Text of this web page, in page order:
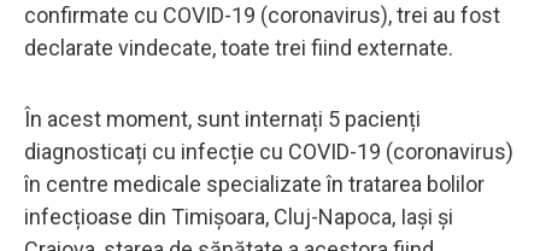
confirmate cu COVID-19 (coronavirus), trei au fost
declarate vindecate, toate trei fiind externate.
În acest moment, sunt internați 5 pacienți
diagnosticați cu infecție cu COVID-19 (coronavirus)
în centre medicale specializate în tratarea bolilor
infecțioase din Timișoara, Cluj-Napoca, Iași și